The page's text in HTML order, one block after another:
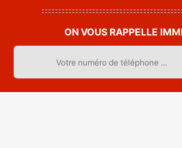
ON VOUS RAPPELLE